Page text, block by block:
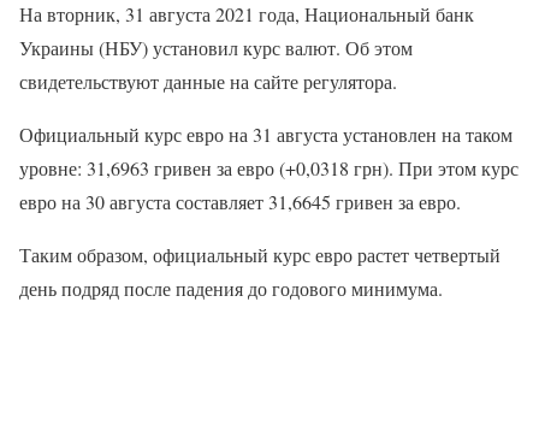
На вторник, 31 августа 2021 года, Национальный банк
Украины (НБУ) установил курс валют. Об этом
свидетельствуют данные на сайте регулятора.
Официальный курс евро на 31 августа установлен на таком
уровне: 31,6963 гривен за евро (+0,0318 грн). При этом курс
евро на 30 августа составляет 31,6645 гривен за евро.
Таким образом, официальный курс евро растет четвертый
день подряд после падения до годового минимума.